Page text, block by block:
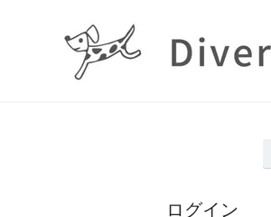
ログイン